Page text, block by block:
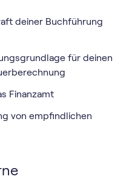
deiner Buchführung
für deinen
Finanzamt
von empfindlichen